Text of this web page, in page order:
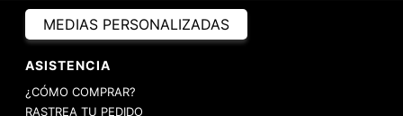
MEDIAS PERSONALIZADAS
ASISTENCIA
¿CÓMO COMPRAR?
RASTREA TU PEDIDO